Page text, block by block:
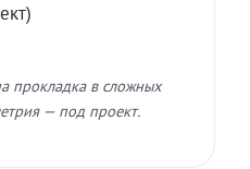
прокладка в сложных
— под проект.